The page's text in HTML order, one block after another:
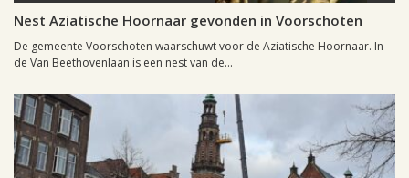
Nest Aziatische Hoornaar gevonden in Voorschoten
De gemeente Voorschoten waarschuwt voor de Aziatische Hoornaar. In
de Van Beethovenlaan is een nest van de...